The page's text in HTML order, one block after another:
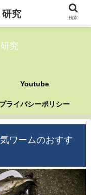
究
Youtube
プライバシーポリシー
ワームのおすす
究 検索